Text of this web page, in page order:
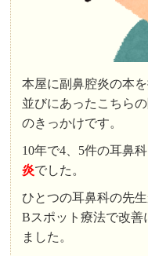
本屋に副鼻腔炎の本
並びにあったこちら
のきっかけです。
10年で4、5件の耳鼻
炎でした。
ひとつの耳鼻科の先生
Bスポット療法で改善
ました。